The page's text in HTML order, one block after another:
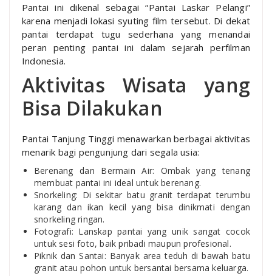
Pantai ini dikenal sebagai “Pantai Laskar Pelangi”
karena menjadi lokasi syuting film tersebut. Di dekat
pantai terdapat tugu sederhana yang menandai
peran penting pantai ini dalam sejarah perfilman
Indonesia.
Aktivitas Wisata yang
Bisa Dilakukan
Pantai Tanjung Tinggi menawarkan berbagai aktivitas
menarik bagi pengunjung dari segala usia:
Berenang dan Bermain Air: Ombak yang tenang
membuat pantai ini ideal untuk berenang.
Snorkeling: Di sekitar batu granit terdapat terumbu
karang dan ikan kecil yang bisa dinikmati dengan
snorkeling ringan.
Fotografi: Lanskap pantai yang unik sangat cocok
untuk sesi foto, baik pribadi maupun profesional.
Piknik dan Santai: Banyak area teduh di bawah batu
granit atau pohon untuk bersantai bersama keluarga.